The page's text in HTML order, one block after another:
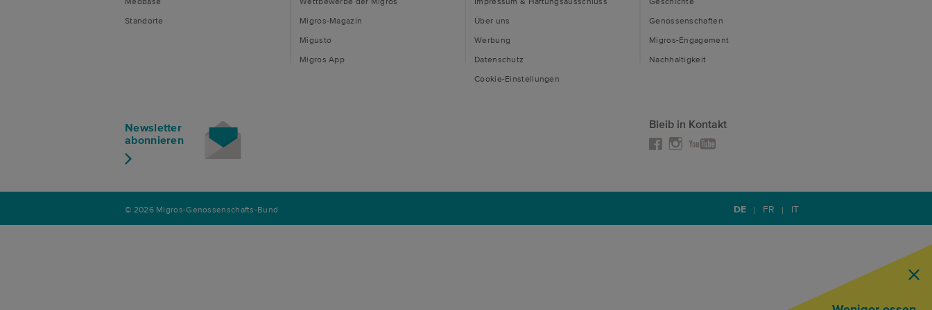
Standorte Migros-Magazin
Migusto
Migros App
Über uns
Werbung
Datenschutz
Cookie-Einstellungen
Genossenschaften
Migros-Engagement
Nachhaltigkeit
Newsletter
abonnieren
Bleib in Kontakt
Facebook
Instagram
YouTube
© 2026 Migros-Genossenschafts-Bund DE FR IT